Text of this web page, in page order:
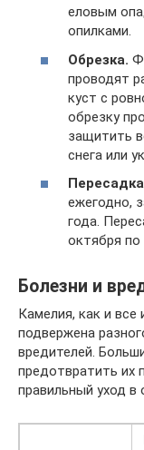
еловым
опилками.
Обрезка.
проводят
куст с
обрезку
защитить
снега или
ежегодно,
года.
октября по
Болезни и
Камелия, как и
подвержена
вредителей.
предотвратить их
правильный уход в